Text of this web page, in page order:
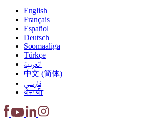
English
Français
Español
Deutsch
Soomaaliga
Türkçe
العربية‏
中文 (简体)
فارسی
ਪੰਜਾਬੀ